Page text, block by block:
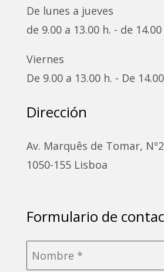
De lunes a jueves
de 9.00 a 13.00 h. - de
Viernes
De 9.00 a 13.00 h. - De
Dirección
Av. Marquês de Tomar,
1050-155 Lisboa
Formulario de